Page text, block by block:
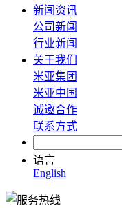
新闻资讯
公司新闻
行业新闻
关于我们
米亚集团
米亚中国
诚邀合作
联系方式
语言
English